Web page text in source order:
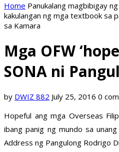
Home Panukalang magbibigay
kakulangan ng mga textbook sa
sa Kamara
Mga OFW
SONA ni
by DWIZ 882 July 25, 2016 0
Hopeful ang mga Overseas
ibang panig ng mundo sa
Address ng Pangulong Rodrigo